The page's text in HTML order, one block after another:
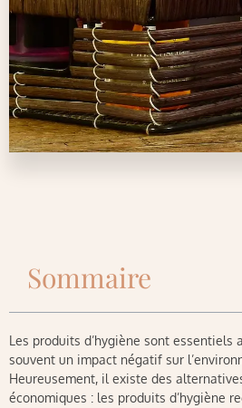
Sommaire
Les produits d’hygiène sont
souvent un impact négatif sur
Heureusement, il existe des
économiques : les produits d’hygiène